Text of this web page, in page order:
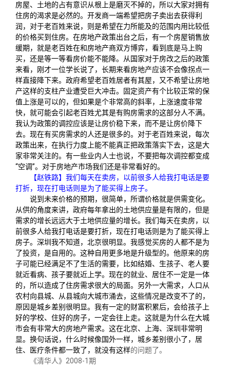
房屋、土地的占有意识从根上是磨灭不掉的，所以大家对拥有
住房的渴求是必然的。开发商一端希望把房子卖出去获得利
润，对于老百姓来说，则是希望在力所能及的范围内用比较低
的价格买到住房。在房地产政策出台之后，有一个房屋销售放
缓期，就是老百姓在和房地产商双方博弈，看到底是马上购
买，还是等一等看房价能不能降。从国家对于房改之后的政策
来看，刚才一位学长说了，长期来看房地产应该不会像拐点一
样直接降下来。政府希望老百姓居者有其屋，又不希望让房地
产这样的支柱产业遭受巨大冲击。固定资产有个比较正常的保
值上涨是可以的，但如果是个非常高的斜率，上涨速度非常
快，就可能会引起老百姓尤其是有购房需求的这部分人不满。
我认为政策的调控应该是让房价稳下来，而不是让房价降下
去。现在有买房需求的人还是很多的。对于老百姓来说，每次
政策出来，在执行力度上能不能真正把政策落实下去，这是大
家非常关注的。有一些业内人士也说，不要把每次调控都变成
“空调”。对于房地产市场我们还是非常看好的。
【赵铁路】我们每天在卖房，以前很多人给我打电话是要
打折，现在打电话则是为了能买得上房子。
说到未来价格的预期，很简单，所谓价格就是供需变化。
从供的角度来讲，政府每年拿出的土地供应量是有限的，但是
需求的增长远远大于土地供应量的增长。我们每天在卖房，以
前很多人给我打电话是要打折，现在打电话则是为了能买得上
房子。深圳我不知道，北京很明显。我感觉买房的人都不是为
了投资，是自用的。这种自用更多地是升级型的。他原来的房
子可能已经满足不了生活的需要，比如结婚、生孩子、老人要
就近看病、孩子要就近上学。现在的就业、居住不一定是一体
的，所以造成了住房需求很大的局面。另外一大需求，人口从
农村向县城、从县城向大城市涌去，这些情况是改变不了的，
原因是城乡差别很明显。我有一定的财富积累后，会给孩子上
好的学校、住好的房子，一定会往上走。这就是为什么在大城
市会有非常大的房地产需求。这在北京、上海、深圳非常明
显。换句话说，什么时候像国外一样，城乡差别很小了，居
住、医疗条件都一致了，就没有这样的问题了。
《清华人》2008-1期